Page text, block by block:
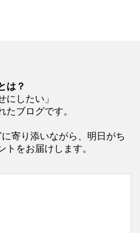
は？
にしたい」
たブログです。
寄り添いながら、明日がち
トをお届けします。